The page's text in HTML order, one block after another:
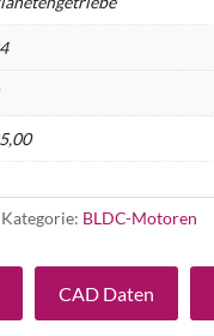
Kategorie: BLDC-Motoren
CAD Daten